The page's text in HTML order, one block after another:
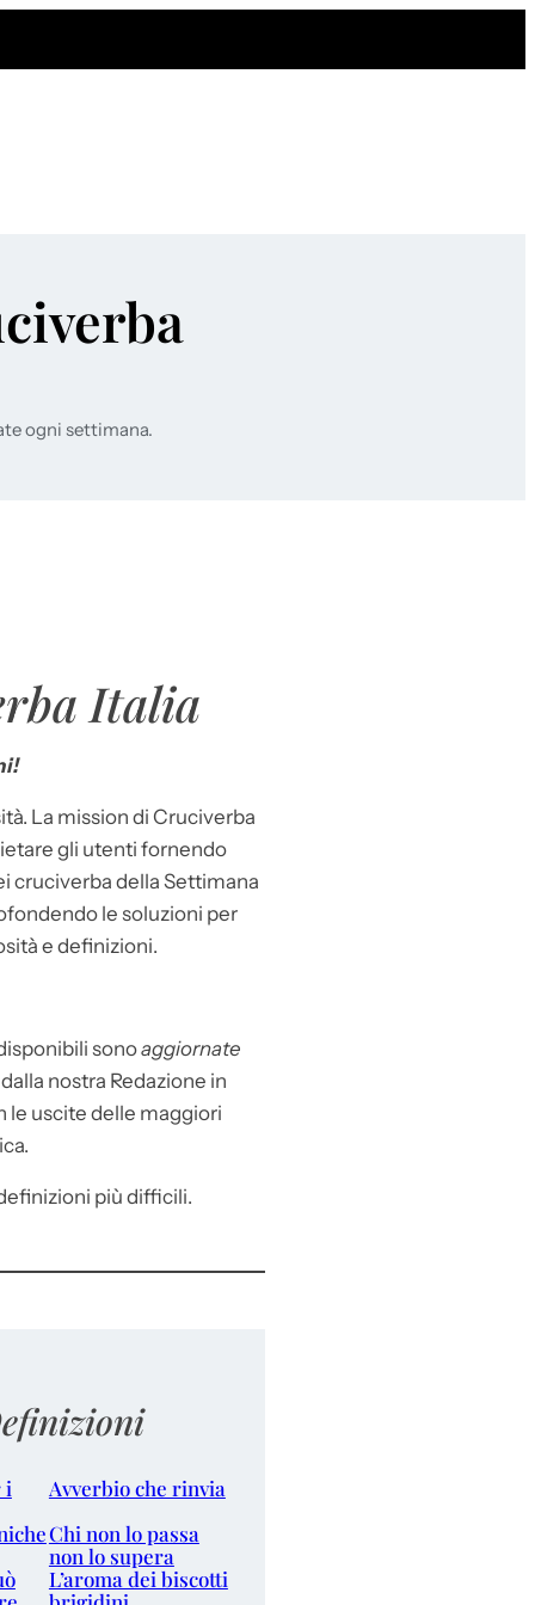
ogni settimana.
Italia
La mission di Cruciverba
gli utenti fornendo
cruciverba della Settimana
le soluzioni per
e definizioni.
sonoaggiornate
dalla nostra Redazione in
le uscite delle maggiori
più difficili.
i
Avverbio che rinvia
Chi non lo passa
non lo supera
L’aroma dei biscotti